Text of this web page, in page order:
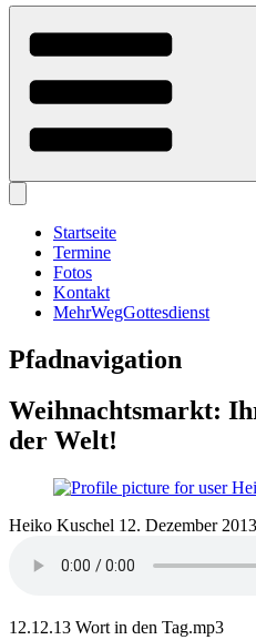
Startseite
Termine
Fotos
Kontakt
MehrWegGottesdienst
Pfadnavigation
Weihnachtsmarkt:
der Welt!
Heiko Kuschel 12. Dezember
12.12.13 Wort in den Tag.mp3